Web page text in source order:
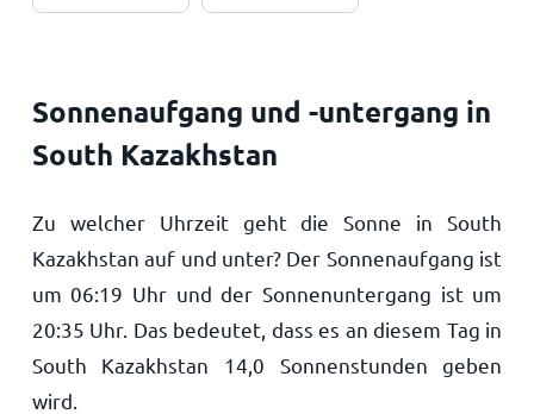
Sonnenaufgang und -untergang in
South Kazakhstan
Zu welcher Uhrzeit geht die Sonne in South
Kazakhstan auf und unter? Der Sonnenaufgang ist
um06:19 Uhr und der Sonnenuntergang ist um
20:35 Uhr. Das bedeutet, dass es an diesem Tag in
South Kazakhstan 14,0 Sonnenstunden geben
wird.